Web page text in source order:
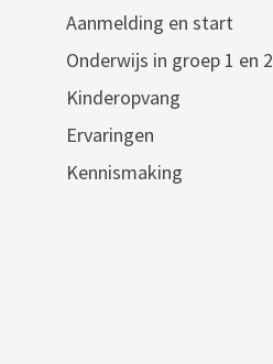
Aanmelding en start
Onderwijs in groep 1 en 2
Kinderopvang
Ervaringen
Kennismaking